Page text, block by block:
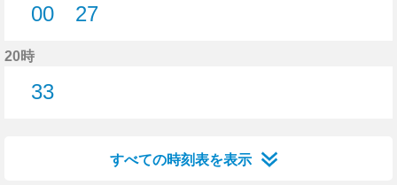
00
27
20時
33
すべての時刻表を表示